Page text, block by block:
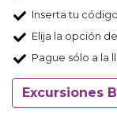
Inserta tu
Elija la opción
Pague sólo a la
Excursiones